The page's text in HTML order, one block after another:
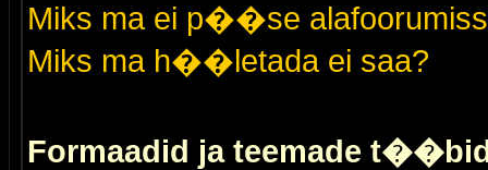
Miks ma ei p��se
Miks ma h��letada ei saa?
Formaadid ja teemade